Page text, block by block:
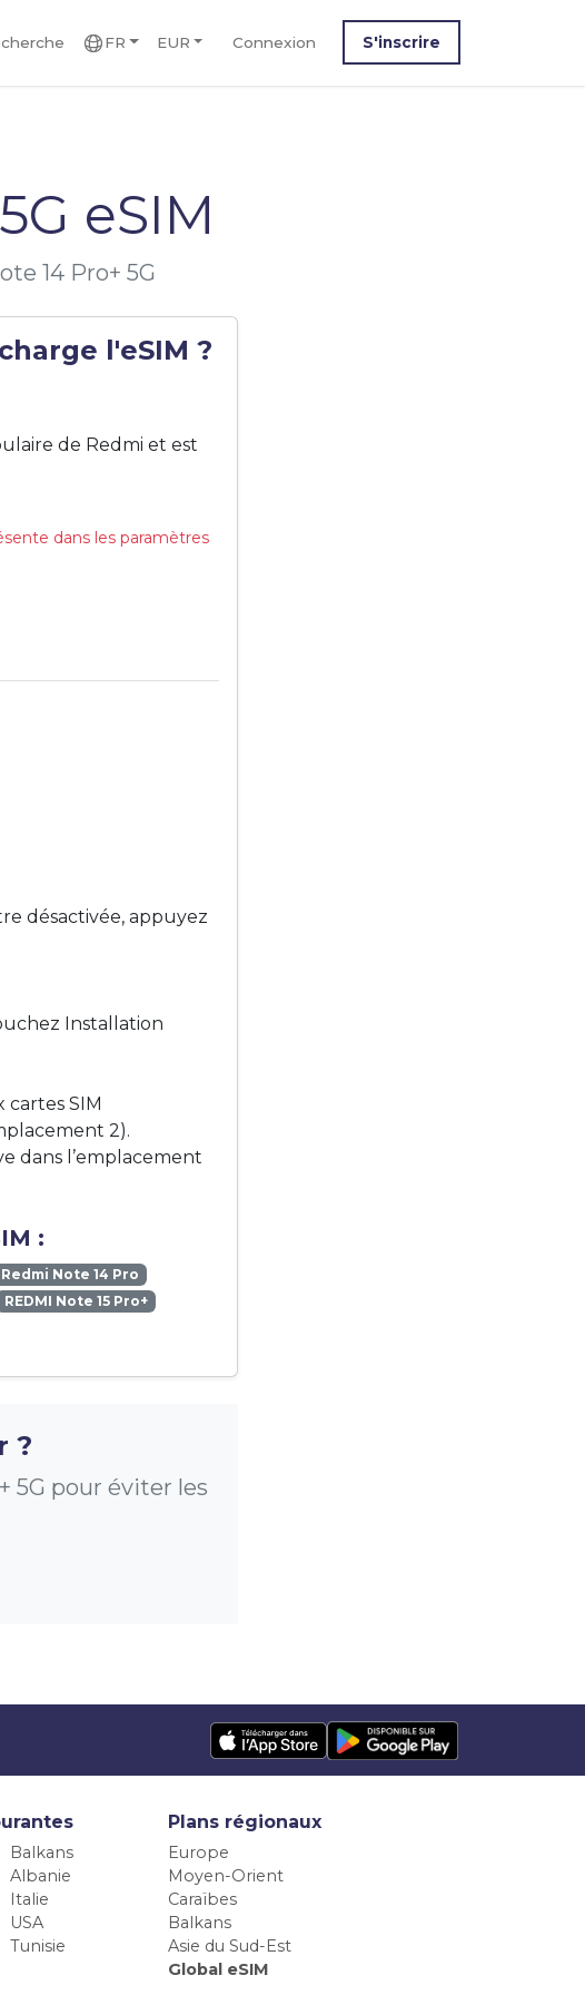
FR EUR Connexion S'inscrire
eSIM
14 Pro+ 5G
l'eSIM ?
de Redmi et est
dans les paramètres
désactivée, appuyez
Installation
SIM
2).
dans l’emplacement
:
Redmi Note 14 Pro
REDMI Note 15 Pro+
?
5G pour éviter les
Balkans
Albanie
Italie
USA
Tunisie
Plans régionaux
Europe
Moyen-Orient
Caraïbes
Balkans
Asie du Sud-Est
Global eSIM